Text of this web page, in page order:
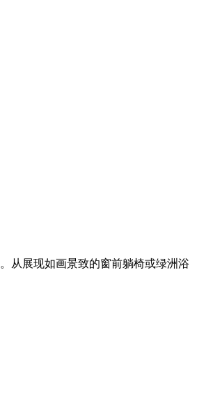
从展现如画景致的窗前躺椅或绿洲浴